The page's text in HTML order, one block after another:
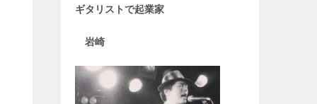
ギタリストで起業家
岩崎